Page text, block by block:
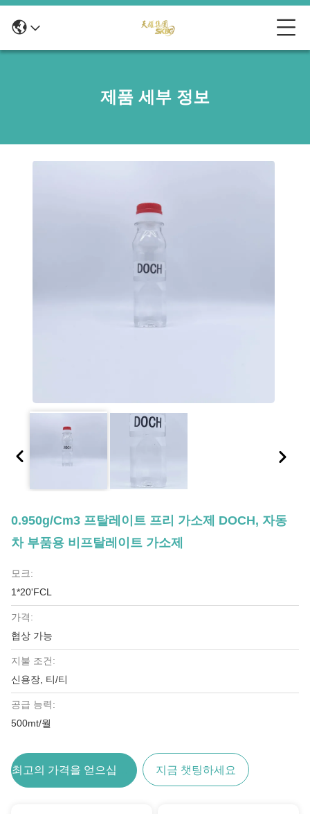
제품 세부 정보
0.950g/Cm3 프탈레이트 프리 가소제 DOCH, 자동
차 부품용 비프탈레이트 가소제
모크:
1*20'FCL
가격:
협상 가능
지불 조건:
신용장, 티/티
공급 능력:
500mt/월
지금 챗팅하세요